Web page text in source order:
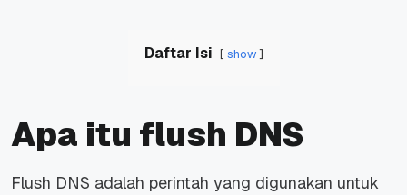
Daftar Isi show
Apa itu flush DNS
Flush DNS adalah perintah yang digunakan untuk